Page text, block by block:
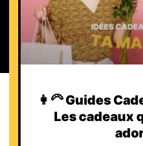
👩‍🦳 Guides
Les cadeaux